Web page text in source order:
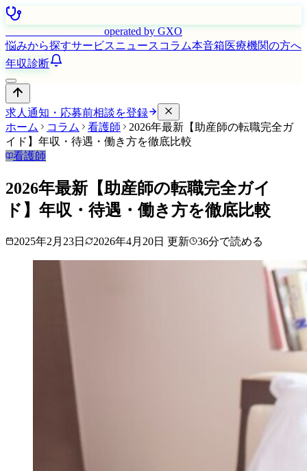
operated by GXO
悩みから探すサービスニュース コラム本音箱医療機関の方へ
年収診断
求人通知・応募前相談を登録
ホーム
コラム 看護師
2026年最新【助産師の転職完全ガ
イド】年収・待遇・働き方を徹底比較
看護師
2026年最新【助産師の転職完全ガイ
ド】年収・待遇・働き方を徹底比較
2025年2月23日 2026年4月20日 更新 36分で読める